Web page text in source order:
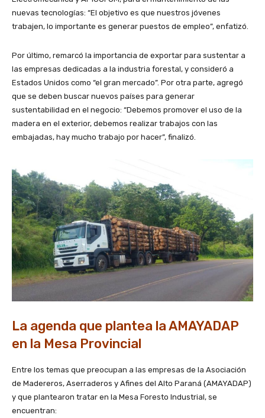
nuevas tecnologías: “El objetivo es que nuestros jóvenes
trabajen, lo importante es generar puestos de empleo”, enfatizó.
Por último, remarcó la importancia de exportar para sustentar a
las empresas dedicadas a la industria forestal, y consideró a
Estados Unidos como “el gran mercado”. Por otra parte, agregó
que se deben buscar nuevos países para generar
sustentabilidad en el negocio: “Debemos promover el uso de la
madera en el exterior, debemos realizar trabajos con las
embajadas, hay mucho trabajo por hacer”, finalizó.
La agenda que plantea la AMAYADAP
en la Mesa Provincial
Entre los temas que preocupan a las empresas de la Asociación
de Madereros, Aserraderos y Afines del Alto Paraná (AMAYADAP)
y que plantearon tratar en la Mesa Foresto Industrial, se
encuentran: